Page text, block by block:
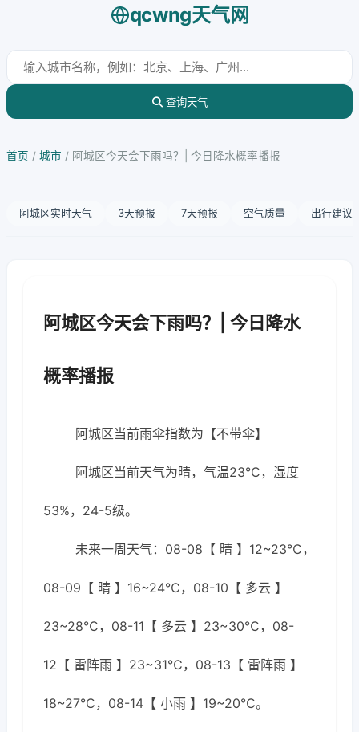
qcwng天气网
查询天气
首页 / 城市 / 阿城区今天会下雨吗？| 今日降水概率播报
阿城区实时天气 3天预报 7天预报 空气质量 出行建议
阿城区今天会下雨吗？| 今日降水
概率播报
阿城区当前雨伞指数为【不带伞】
阿城区当前天气为晴，气温23℃，湿度
53%，24-5级。
未来一周天气：08-08【 晴 】12~23℃，
08-09【 晴 】16~24℃，08-10【 多云 】
23~28℃，08-11【 多云 】23~30℃，08-
12【 雷阵雨 】23~31℃，08-13【 雷阵雨 】
18~27℃，08-14【 小雨 】19~20℃。